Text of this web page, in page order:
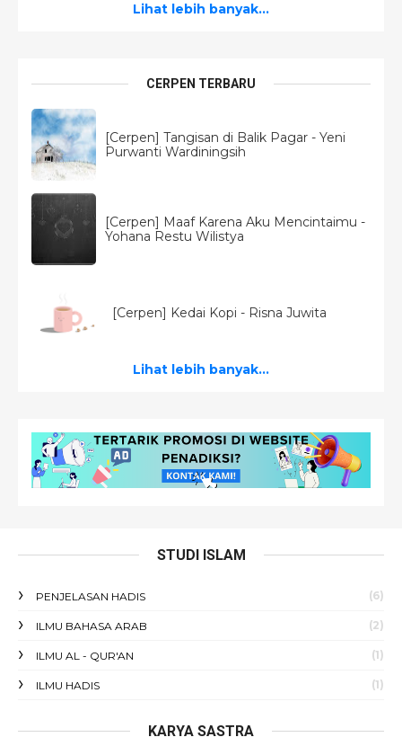
Lihat lebih banyak...
CERPEN TERBARU
[Cerpen] Tangisan di Balik Pagar - Yeni
Purwanti Wardiningsih
[Cerpen] Maaf Karena Aku Mencintaimu -
Yohana Restu Wilistya
[Cerpen] Kedai Kopi - Risna Juwita
Lihat lebih banyak...
STUDI ISLAM
PENJELASAN HADIS (6)
ILMU BAHASA ARAB (2)
ILMU AL - QUR'AN (1)
ILMU HADIS (1)
KARYA SASTRA